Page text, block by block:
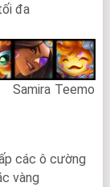
đa
Samira Teemo
các ô cường
vàng